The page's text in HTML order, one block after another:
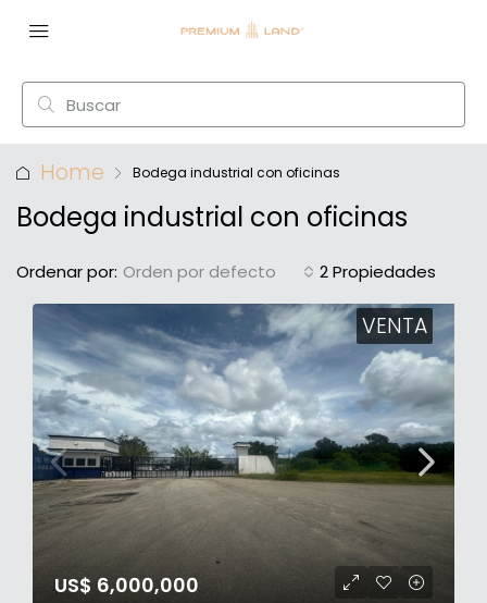
Home Bodega industrial con oficinas
Bodega industrial con oficinas
2 Propiedades
Ordenar por: Orden por defecto
VENTA
US$ 6,000,000